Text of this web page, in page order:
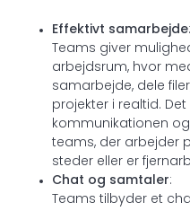
Effektivt samarbejde:
Teams giver
arbejdsrum, hvor
samarbejde, dele
projekter i realtid.
kommunikationen
teams, der arbejder
steder eller er
Chat og samtaler:
Teams tilbyder et